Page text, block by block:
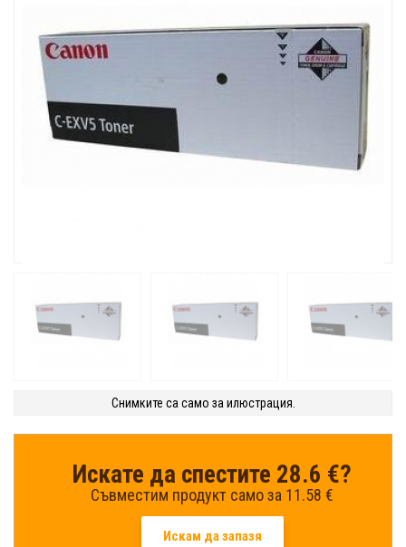
Снимките са само за илюстрация.
Искате да спестите 28.6 €?
Съвместим продукт само за 11.58 €
Искам да запазя